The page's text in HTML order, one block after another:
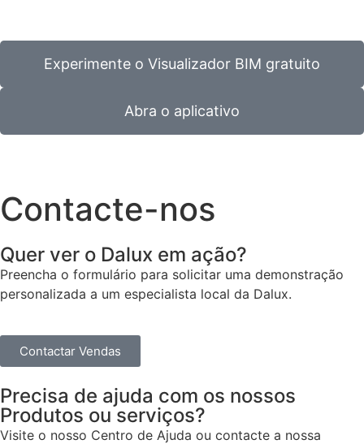
Experimente o Visualizador BIM gratuito
Abra o aplicativo
Contacte-nos
Quer ver o Dalux em ação?
Preencha o formulário para solicitar uma demonstração
personalizada a um especialista local da Dalux.
Contactar Vendas
Precisa de ajuda com os nossos
Produtos ou serviços?
Visite o nosso Centro de Ajuda ou contacte a nossa